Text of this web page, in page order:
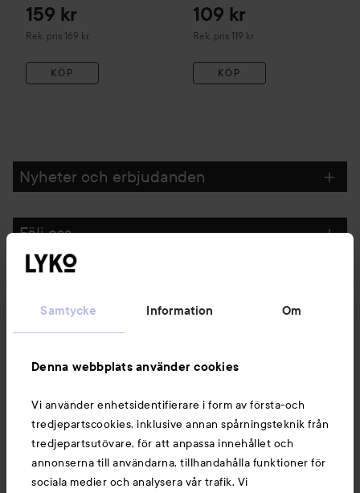
Samtycke Information Om
Denna webbplats använder cookies
Vi använder enhetsidentifierare i form av första-och
tredjepartscookies, inklusive annan spårningsteknik från
tredjepartsutövare, för att anpassa innehållet och
annonserna till användarna, tillhandahålla funktioner för
sociala medier och analysera vår trafik. Vi
159 kr
Rek. pris 169 kr
Rekommenderat pris 169 kr
KÖP
109 kr
Rek. pris 119 kr
Rekommenderat pris 119 kr
KÖP
Nyheter och erbjudanden
Följ oss
Du kanske också gillar